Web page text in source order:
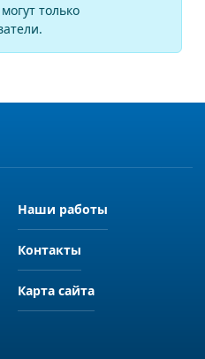
только
Наши работы
Контакты
Карта сайта